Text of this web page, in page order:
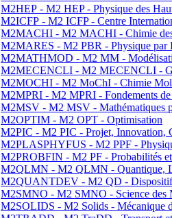
M2HEP - M2 HEP - Physique des
M2ICFP - M2 ICFP - Centre
M2MACHI - M2 MACHI - Chimie
M2MARES - M2 PBR - Physique par
M2MATHMOD - M2 MM -
M2MECENCLI - M2 MECENCLI -
M2MOCHI - M2 MoChI - Chimie
M2MPRI - M2 MPRI - Fondements
M2MSV - M2 MSV - Mathématiques
M2OPTIM - M2 OPT - Optimisation
M2PIC - M2 PIC - Projet, Innovation,
M2PLASPHYFUS - M2 PPF -
M2PROBFIN - M2 PF - Probabilités
M2QLMN - M2 QLMN - Quantique,
M2QUANTDEV - M2 QD -
M2SMNO - M2 SMNO - Science des
M2SOLIDS - M2 Solids - Mécanique